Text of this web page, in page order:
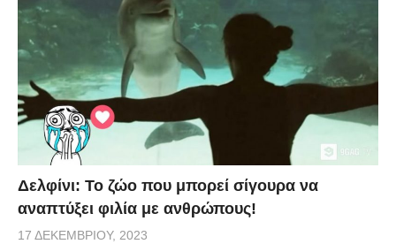
Δελφίνι: Το ζώο που μπορεί σίγουρα να
αναπτύξει φιλία με ανθρώπους!
17 ΔΕΚΕΜΒΡΊΟΥ, 2023